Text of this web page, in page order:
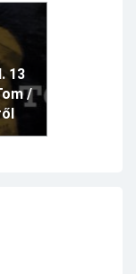
13
/